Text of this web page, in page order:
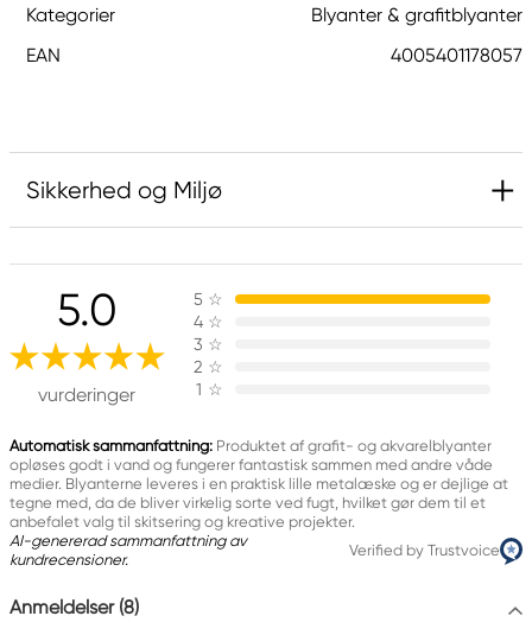
Kategorier
Blyanter & grafitblyanter
EAN
4005401178057
Sikkerhed og Miljø
Ansvarlig EU
Faber-Castell
Faber-Castell Ag
Nürnberger Straße 2
90546 Stein, Germany
+49 (0) 911 9965-0
5.0
vurderinger
5 ☆
4 ☆
3 ☆
2 ☆
1 ☆
Automatisk sammanfattning: Produktet af grafit- og akvarelblyanter
opløses godt i vand og fungerer fantastisk sammen med andre våde
medier. Blyanterne leveres i en praktisk lille metalæske og er dejlige at
tegne med, da de bliver virkelig sorte ved fugt, hvilket gør dem til et
anbefalet valg til skitsering og kreative projekter.
AI-genererad sammanfattning av
kundrecensioner.
Verified by Trustvoice
Anmeldelser (8)